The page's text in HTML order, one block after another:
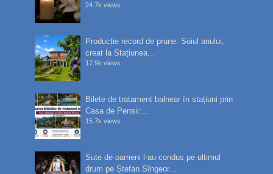
24.7k views
Producție record de prune. Soiul anului,
creat la Stațiunea...
17.9k views
Bilete de tratament balnear în stațiuni prin
Casa de Pensii:...
15.7k views
Sute de oameni l-au condus pe ultimul
drum pe Ștefan Sîngeor...